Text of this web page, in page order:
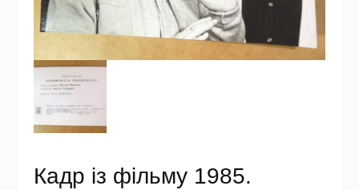
Кадр із фільму 1985.